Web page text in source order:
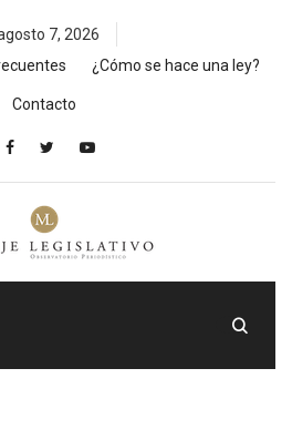
7, 2026
¿Cómo se hace una ley?
Contacto